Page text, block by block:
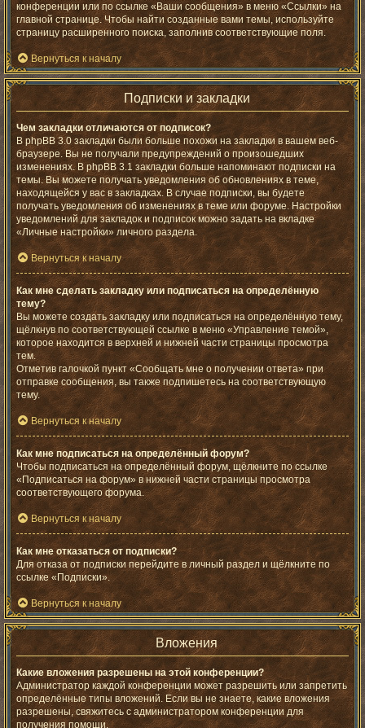
конференции или по ссылке «Ваши сообщения» в меню «Ссылки» на
главной странице. Чтобы найти созданные вами темы, используйте
страницу расширенного поиска, заполнив соответствующие поля.
Вернуться к началу
Подписки и закладки
Чем закладки отличаются от подписок?
В phpBB 3.0 закладки были больше похожи на закладки в вашем веб-
браузере. Вы не получали предупреждений о произошедших
изменениях. В phpBB 3.1 закладки больше напоминают подписки на
темы. Вы можете получать уведомления об обновлениях в теме,
находящейся у вас в закладках. В случае подписки, вы будете
получать уведомления об изменениях в теме или форуме. Настройки
уведомлений для закладок и подписок можно задать на вкладке
«Личные настройки» личного раздела.
Вернуться к началу
Как мне сделать закладку или подписаться на определённую
тему?
Вы можете создать закладку или подписаться на определённую тему,
щёлкнув по соответствующей ссылке в меню «Управление темой»,
которое находится в верхней и нижней части страницы просмотра
тем.
Отметив галочкой пункт «Сообщать мне о получении ответа» при
отправке сообщения, вы также подпишетесь на соответствующую
тему.
Вернуться к началу
Как мне подписаться на определённый форум?
Чтобы подписаться на определённый форум, щёлкните по ссылке
«Подписаться на форум» в нижней части страницы просмотра
соответствующего форума.
Вернуться к началу
Как мне отказаться от подписки?
Для отказа от подписки перейдите в личный раздел и щёлкните по
ссылке «Подписки».
Вернуться к началу
Вложения
Какие вложения разрешены на этой конференции?
Администратор каждой конференции может разрешить или запретить
определённые типы вложений. Если вы не знаете, какие вложения
разрешены, свяжитесь с администратором конференции для
получения помощи.